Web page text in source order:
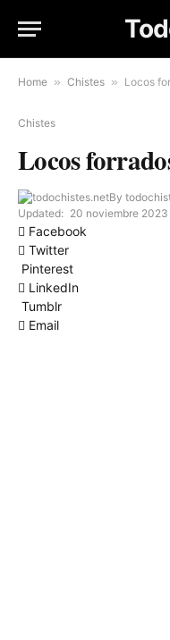
Home » Chistes » Locos
Chistes
Locos
By
Updated: 20 noviembre 2023
Facebook
Twitter
Pinterest
LinkedIn
Tumblr
Email